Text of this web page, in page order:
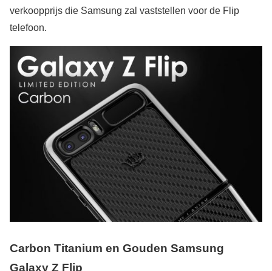
verkoopprijs die Samsung zal vaststellen voor de Flip
telefoon.
Carbon Titanium en Gouden Samsung
Galaxy Z Flip